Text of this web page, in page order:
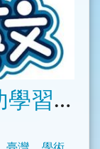
【看ig學英文】用功學習區